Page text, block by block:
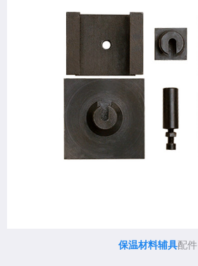
保温材料辅具配件